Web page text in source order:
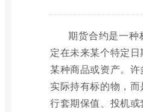
期货合约是一种
定在未来某个特定
某种商品或资产。
实际持有标的物，
行套期保值、投机